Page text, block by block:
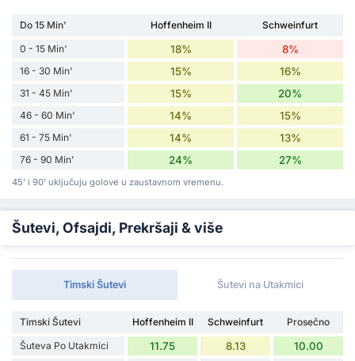
Do 15 Min' Hoffenheim II
Schweinfurt
0 - 15 Min'
18% 8%
16 - 30 Min' 15% 16%
31 - 45 Min' 15% 20%
46 - 60 Min' 14% 15%
61 - 75 Min' 14% 13%
76 - 90 Min' 24% 27%
45' i 90' uključuju golove u zaustavnom vremenu.
Šutevi, Ofsajdi, Prekršaji & više
Timski Šutevi Šutevi na Utakmici
Timski Šutevi Hoffenheim II Schweinfurt
Prosečno
Šuteva Po Utakmici
11.75 8.13 10.00